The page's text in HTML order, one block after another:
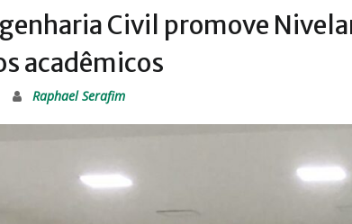
Civil promove
acadêmicos
Raphael Serafim